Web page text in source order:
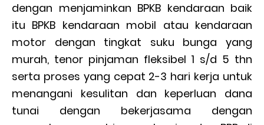
dengan menjaminkan BPKB kendaraan baik
itu BPKB kendaraan mobil atau kendaraan
motor dengan tingkat suku bunga yang
murah, tenor pinjaman fleksibel 1 s/d 5 thn
serta proses yang cepat 2-3 hari kerja untuk
menangani kesulitan dan keperluan dana
tunai dengan bekerjasama dengan